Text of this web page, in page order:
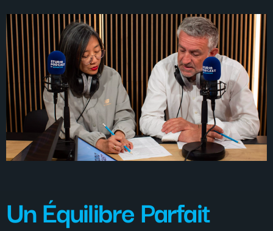
Un Équilibre Parfait